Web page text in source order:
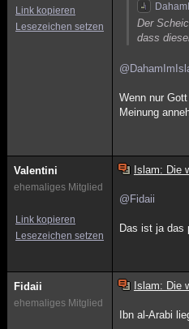
Link kopieren
Lesezeichen setzen
Der
dass
Wenn nur
Meinung
Valentini
ehemaliges Mitglied
Link kopieren
Lesezeichen setzen
Islam: Die
@Fidaii
Das ist ja das
Fidaii
ehemaliges Mitglied
Islam: Die
Ibn al-Arabi